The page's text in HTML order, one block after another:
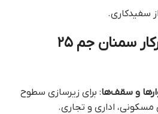
سفیدکاری.
کاربردهای گچ زیرکار سمنان جم ۲۵
و سقف‌ها: برای زیرسازی سطوح
مسکونی، اداری و تجاری.